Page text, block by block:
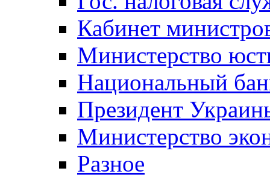
Кабинет
Министерство
Национальный
Президент
Министерство
Разное